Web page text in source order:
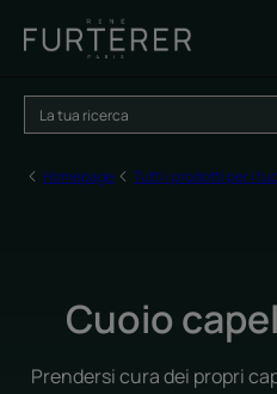
Homepage Tutti i prodotti per i
Cuoio
Prendersi cura dei propri